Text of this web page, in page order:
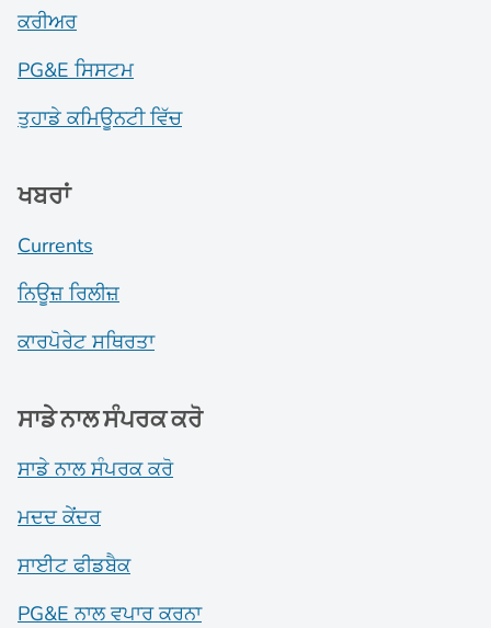
ਕਰੀਅਰ
PG&E ਸਿਸਟਮ
ਤੁਹਾਡੇ ਕਮਿਊਨਟੀ ਵਿੱਚ
ਖਬਰਾਂ
Currents
ਨਿਊਜ਼ ਰਿਲੀਜ਼
ਕਾਰਪੋਰੇਟ ਸਥਿਰਤਾ
ਸਾਡੇ ਨਾਲ ਸੰਪਰਕ ਕਰੋ
ਸਾਡੇ ਨਾਲ ਸੰਪਰਕ ਕਰੋ
ਮਦਦ ਕੇਂਦਰ
ਸਾਈਟ ਫੀਡਬੈਕ
PG&E ਨਾਲ ਵਪਾਰ ਕਰਨਾ